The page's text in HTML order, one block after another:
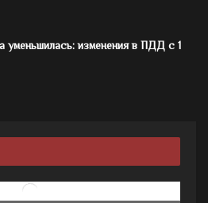
изменения в ПДД с 1